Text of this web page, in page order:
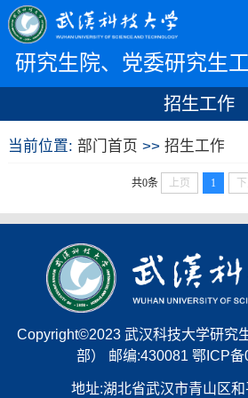
研究生院、党委研究生
招生工作
当前位置: 部门首页 >> 招生工作
共0条 上页 1
Copyright©2023 武汉科技大学研究
部） 邮编:430081 鄂ICP
地址:湖北省武汉市青山区